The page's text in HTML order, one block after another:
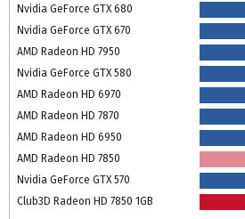
Nvidia GeForce GTX 680
Nvidia GeForce GTX 670
AMD Radeon HD 7950
Nvidia GeForce GTX 580
AMD Radeon HD 6970
AMD Radeon HD 7870
AMD Radeon HD 6950
AMD Radeon HD 7850
Nvidia GeForce GTX 570
Club3D Radeon HD 7850 1GB